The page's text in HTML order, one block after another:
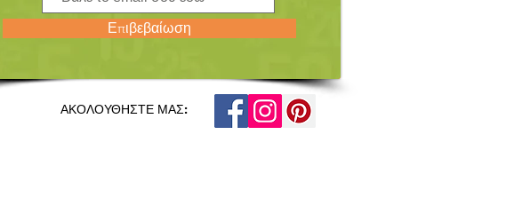
Επιβεβαίωση
ΑΚΟΛΟΥΘΗΣΤΕ ΜΑΣ: